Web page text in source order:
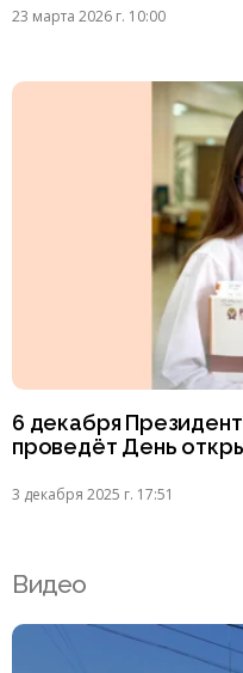
23 марта 2026 г. 10:00
6 декабря
проведёт День
3 декабря 2025 г. 17:51
Видео